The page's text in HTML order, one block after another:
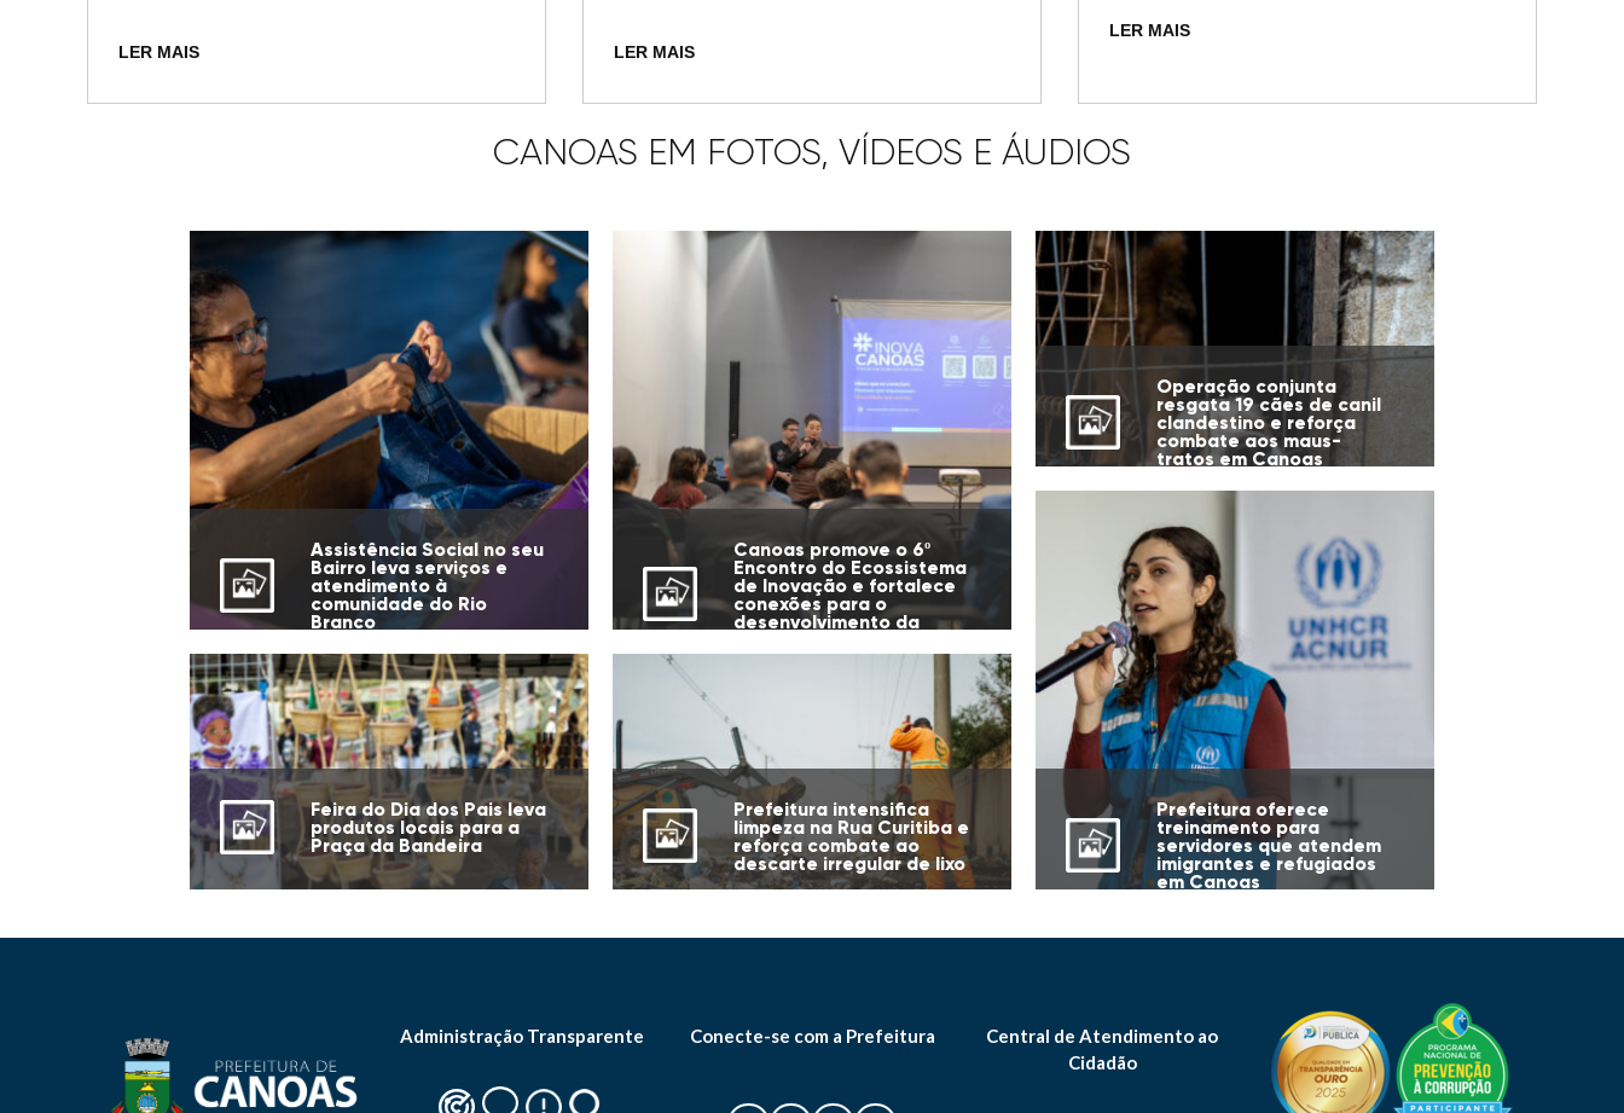
LER MAIS LER MAIS
LER MAIS
CANOAS EM FOTOS, VÍDEOS E ÁUDIOS
Assistência Social no seu
Bairro leva serviços e
atendimento à
comunidade do Rio
Branco
Canoas promove o 6º
Encontro do Ecossistema
de Inovação e fortalece
conexões para o
desenvolvimento da
Operação conjunta
resgata 19 cães de canil
clandestino e reforça
combate aos maus-
tratos em Canoas
Feira do Dia dos Pais leva
produtos locais para a
Praça da Bandeira
Prefeitura intensifica
limpeza na Rua Curitiba e
reforça combate ao
descarte irregular de lixo
Prefeitura oferece
treinamento para
servidores que atendem
imigrantes e refugiados
em Canoas
Administração Transparente Conecte-se com a Prefeitura
Central de Atendimento ao
Cidadão